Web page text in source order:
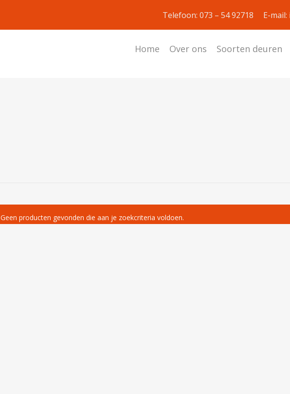
Telefoon: 073 – 54 92718 E-
Home Over ons Soorten deuren
Geen producten gevonden die aan je zoekcriteria voldoen.